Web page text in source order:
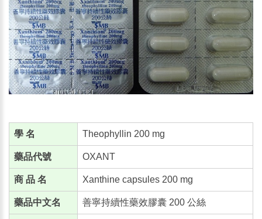
學 名 Theophyllin 200 mg
藥品代號 OXANT
商 品 名 Xanthine capsules 200 mg
藥品中文名 善寧持續性藥效膠囊 200 公絲